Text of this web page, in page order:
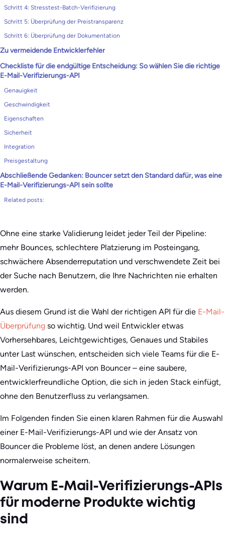
Schritt 4: Stresstest-Batch-Verifizierung
Schritt 5: Überprüfung der Preistransparenz
Schritt 6: Überprüfung der Dokumentation
Zu vermeidende Entwicklerfehler
Checkliste für die endgültige Entscheidung: So wählen Sie die richtige
E-Mail-Verifizierungs-API
Genauigkeit
Geschwindigkeit
Eigenschaften
Sicherheit
Integration
Preisgestaltung
Abschließende Gedanken: Bouncer setzt den Standard dafür, was eine
E-Mail-Verifizierungs-API sein sollte
Related posts:
Ohne eine starke Validierung leidet jeder Teil der Pipeline:
mehr Bounces, schlechtere Platzierung im Posteingang,
schwächere Absenderreputation und verschwendete Zeit bei
der Suche nach Benutzern, die Ihre Nachrichten nie erhalten
werden.
Aus diesem Grund ist die Wahl der richtigen API für die E-Mail-
Überprüfung so wichtig. Und weil Entwickler etwas
Vorhersehbares, Leichtgewichtiges, Genaues und Stabiles
unter Last wünschen, entscheiden sich viele Teams für die E-
Mail-Verifizierungs-API von Bouncer – eine saubere,
entwicklerfreundliche Option, die sich in jeden Stack einfügt,
ohne den Benutzerfluss zu verlangsamen.
Im Folgenden finden Sie einen klaren Rahmen für die Auswahl
einer E-Mail-Verifizierungs-API und wie der Ansatz von
Bouncer die Probleme löst, an denen andere Lösungen
normalerweise scheitern.
Warum E-Mail-Verifizierungs-APIs
für moderne Produkte wichtig
sind